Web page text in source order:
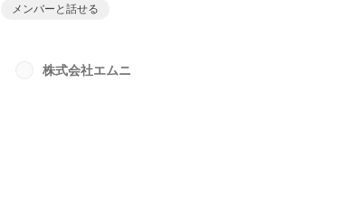
すと幸いです。▼プロフィール岩崎 秀明／Hideaki Iwasaki同志
を活用し、マーケティングおよびセールスなど幅広く従事。
メンバーと話せる
株式会社エムニ